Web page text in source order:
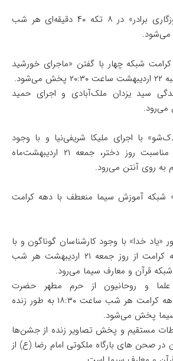
مینی سریال «روزی روزگاری برادر» در ۸ تکه ۴۰ دقیقه‌ای هر شب
شبکه چهار با گفتن «ماجرای خورشید
سید یزدان ملک‌آبادی و اجرای حمید
می‌رود.
با اجرای ملیکا شریفی‌نیا و با وجود
دانش‌‌آموزان دختر به مناسبت روز دختر، جمعه ۲۱ اردیبهشت‌ماه
شبکه آموزش سیما منعطف با دهه کرامت
«یاد خدا» با وجود کارشناسان گوناگون و با
نوشته گرامیداشت دهه کرامت از روز جمعه ۲۱ اردیبهشت هر شب
و روحانیون از حرم مطهر حضرت
معصومه(س) در باب دهه کرامت هر شب ساعت ۱۸:۳۰ به طور زنده
سیما پخش می‌شود.
مستقیم و پخش تصاویر زنده از جشن‌ها
در صحن های بارگاه ملکوتی امام رضا (ع) از